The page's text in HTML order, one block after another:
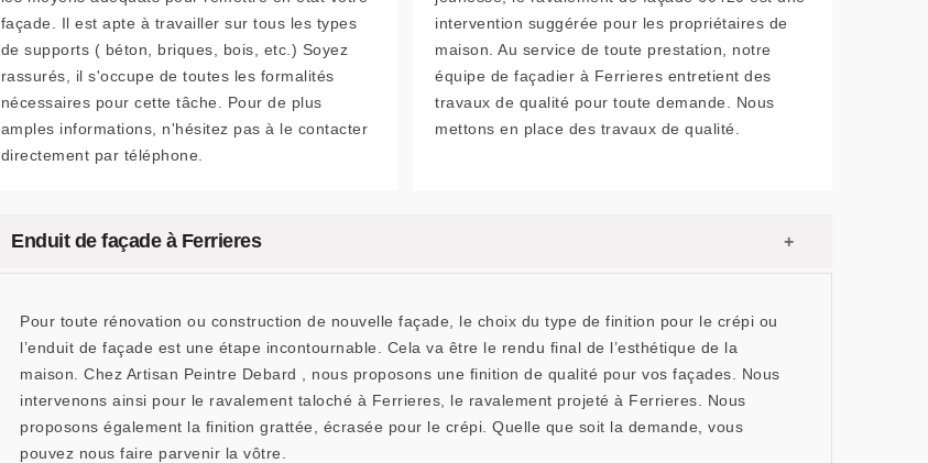
façade. Il est apte à travailler sur tous les types
de supports ( béton, briques, bois, etc.) Soyez
rassurés, il s'occupe de toutes les formalités
nécessaires pour cette tâche. Pour de plus
amples informations, n'hésitez pas à le contacter
directement par téléphone.
intervention suggérée pour les propriétaires de
maison. Au service de toute prestation, notre
équipe de façadier à Ferrieres entretient des
travaux de qualité pour toute demande. Nous
mettons en place des travaux de qualité.
Enduit de façade à Ferrieres
Pour toute rénovation ou construction de nouvelle façade, le choix du type de finition pour le crépi ou
l’enduit de façade est une étape incontournable. Cela va être le rendu final de l’esthétique de la
maison. Chez Artisan Peintre Debard , nous proposons une finition de qualité pour vos façades. Nous
intervenons ainsi pour le ravalement taloché à Ferrieres, le ravalement projeté à Ferrieres. Nous
proposons également la finition grattée, écrasée pour le crépi. Quelle que soit la demande, vous
pouvez nous faire parvenir la vôtre.